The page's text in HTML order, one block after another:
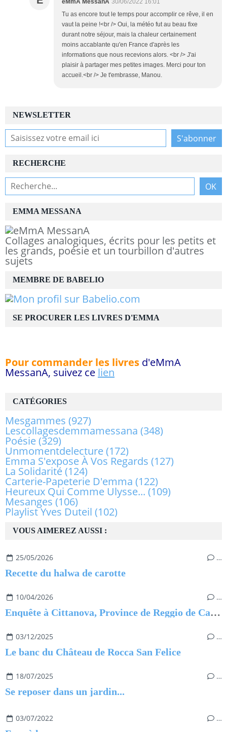
Tu as encore tout le temps pour accomplir ce rêve, il en
vaut la peine !<br /> Oui, la météo fut au beau fixe
durant notre séjour, mais la chaleur certainement
moins accablante qu'en France d'après les
informations que nous recevions alors. <br /> J'ai
plaisir à partager mes petites images. Merci pour ton
accueil.<br /> Je t'embrasse, Manou.
NEWSLETTER
RECHERCHE
EMMA MESSANA
Collages analogiques, écrits pour les petits et
les grands, poésie et un tourbillon d'autres
sujets
VOUS AIMEREZ AUSSI :
25/05/2026 …
Recette du halwa de carotte
10/04/2026 …
Enquête à Cittanova, Province de Reggio de Calabre
03/12/2025 …
Le banc du Château de Rocca San Felice
18/07/2025 …
Se reposer dans un jardin...
03/07/2022 …
CATÉGORIES
Mesgammes (927)
Lescollagesdemmamessana (348)
Poésie(329)
Unmomentdelecture(172)
Emma S'expose À Vos Regards (127)
La Solidarité(124)
Carterie-Papeterie D'emma (122)
Heureux Qui Comme Ulysse... (109)
Mesanges(106)
Playlist Yves Duteil (102)
MEMBRE DE BABELIO
SE PROCURER LES LIVRES D'EMMA
Pour commander les livres d'eMmA
MessanA, suivez ce lien